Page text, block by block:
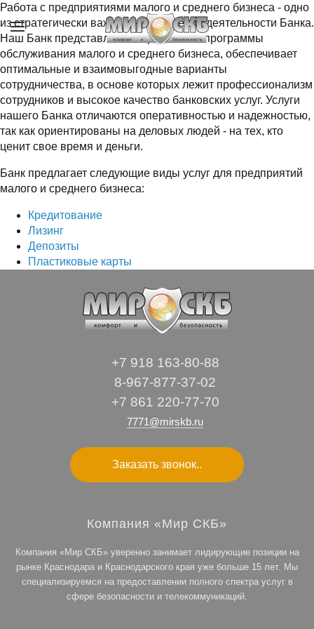
Работа с предприятиями малого и среднего бизнеса - одно
из стратегически важных направлений деятельности Банка.
Наш Банк представляет современные программы
обслуживания малого и среднего бизнеса, обеспечивает
оптимальные и взаимовыгодные варианты
сотрудничества, в основе которых лежит профессионализм
сотрудников и высокое качество банковских услуг. Услуги
нашего Банка отличаются оперативностью и надежностью,
так как ориентированы на деловых людей - на тех, кто
ценит свое время и деньги.
Банк предлагает следующие виды услуг для предприятий
малого и среднего бизнеса:
Кредитование
Лизинг
Депозиты
Пластиковые карты
+7 918 163-80-88
8-967-877-37-02
+7 861 220-77-70
7771@mirskb.ru
Заказать звонок..
Компания «Мир СКБ»
Компания «Мир СКБ» уверенно занимает лидирующие позиции на
рынке Краснодара и Краснодарского края уже больше 15 лет. Мы
специализируемся на предоставлении полного спектра услуг в
сфере безопасности и телекоммуникаций.